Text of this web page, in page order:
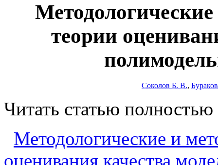
теории
Соколов Б. В.,
Читать статью полностью
Методологические и
оценивания качества